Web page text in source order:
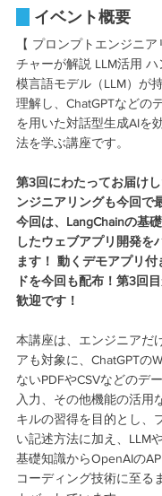
イベント概要
【 プロンプトエンジニ
チャーが解説 LLM活用
模言語モデル（LLM）が
理解し、ChatGPTなどの
を用いた対話型生成AIを
法を学ぶ講座です。
第3回にわたってお届け
ンジニアリングも今回で
今回は、LangChainの基
したウェブアプリ開発を
ます！ 動くデモアプリ
ドを今回も配布！第3回
歓迎です！
本講座は、エンジニアだ
アも対象に、ChatGPTの
ないPDFやCSVなどのデ
入力、その他機能の活用
キルの習得を目的とし、
い記述方法に加え、LLM
基礎知識からOpenAIの
コーディング技術に至る